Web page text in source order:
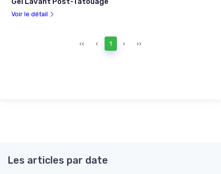
Voir le détail
‹‹ ‹ 1 › ››
Les articles par date